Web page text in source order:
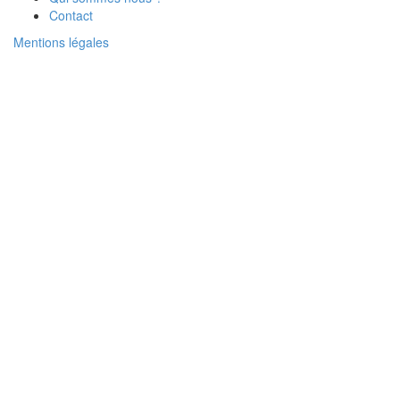
Contact
Mentions légales